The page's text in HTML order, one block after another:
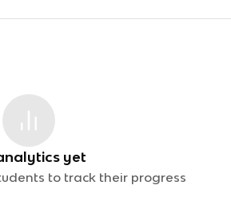
yet
to track their progress